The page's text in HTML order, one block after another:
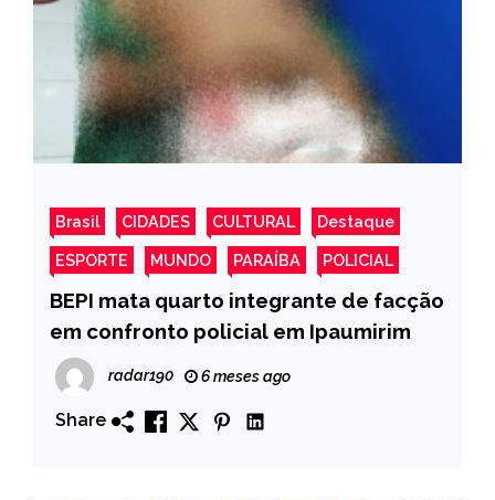
Brasil CIDADES CULTURAL Destaque
ESPORTE MUNDO PARAÍBA POLICIAL
BEPI mata quarto integrante de facção
em confronto policial em Ipaumirim
radar190 6 meses ago
Share